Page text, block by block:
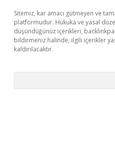
Sitemiz, kar amacı gütmeyen ve
platformudur. Hukuka ve yasal
düşündüğünüz içerikleri,
bildirmeniz halinde, ilgili içerikler
kaldırılacaktır.